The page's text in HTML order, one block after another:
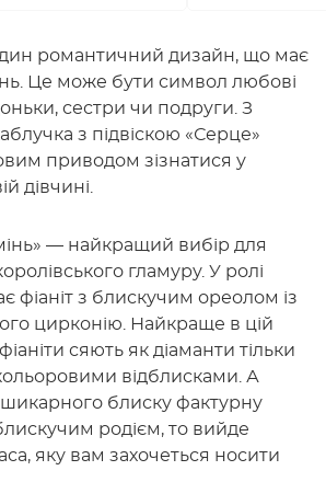
романтичний дизайн, що має
Це може бути символ любові
сестри чи подруги. З
з підвіскою «Серце»
приводом зізнатися у
дівчині.
— найкращий вибір для
гламуру. У ролі
фіаніт з блискучим ореолом із
цирконію. Найкраще в цій
сяють як діаманти тільки
відблисками. А
блиску фактурну
родієм, то вийде
яку вам захочеться носити